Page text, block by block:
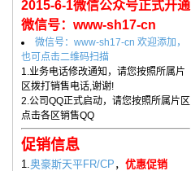
2015-6-1微信公众号正式开通
微信号：www-sh17-cn
微信号：www-sh17-cn 欢迎添加，
也可点击二维码扫描
1.业务电话修改通知，请您按照所属片
区拨打销售电话,谢谢!
2.公司QQ正式启动，请您按照所属片区
点击各区销售QQ
促销信息
1. 奥豪斯天平FR/CP ， 优惠促销